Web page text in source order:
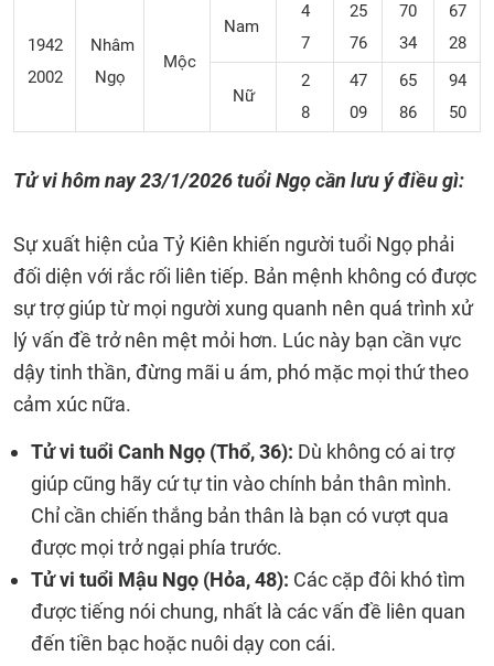
1942
2002
Nhâm
Ngọ
Mộc
Nam
4
7
25
76
70
34
67
28
Nữ
2
8
47
09
65
86
94
50
Tử vi hôm nay23/1/2026tuổi Ngọ cần lưu ý điều gì:
Sự xuất hiện của Tỷ Kiên khiến người tuổi Ngọ phải
đối diện với rắc rối liên tiếp. Bản mệnh không có được
sự trợ giúp từ mọi người xung quanh nên quá trình xử
lý vấn đề trở nên mệt mỏi hơn. Lúc này bạn cần vực
dậy tinh thần, đừng mãi u ám, phó mặc mọi thứ theo
cảm xúc nữa.
Tử vi tuổi Canh Ngọ (Thổ, 36): Dù không có ai trợ
giúp cũng hãy cứ tự tin vào chính bản thân mình.
Chỉ cần chiến thắng bản thân là bạn có vượt qua
được mọi trở ngại phía trước.
Tử vi tuổi Mậu Ngọ (Hỏa, 48): Các cặp đôi khó tìm
được tiếng nói chung, nhất là các vấn đề liên quan
đến tiền bạc hoặc nuôi dạy con cái.